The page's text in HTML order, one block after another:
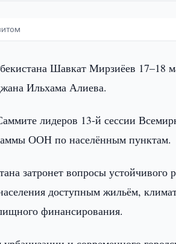
Шавкат Мирзиёев 17–18
Ильхама Алиева.
лидеров 13-й сессии
ООН по населённым пунктам.
затронет вопросы устойчивого
доступным жильём,
финансирования.